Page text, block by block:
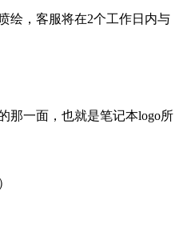
绘，客服将在2个工作日内与
那一面，也就是笔记本logo所